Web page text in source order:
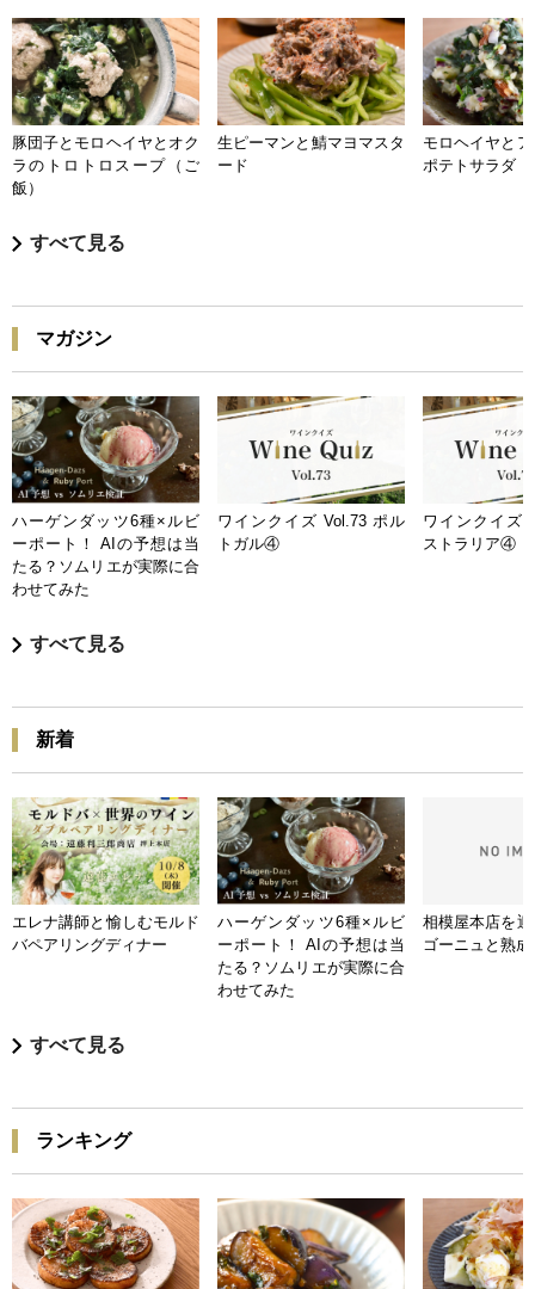
豚団子とモロヘイヤとオク
ラのトロトロスープ（ご
飯）
生ピーマンと鯖マヨマスタ
ード
モロヘイヤと
ポテトサラダ
すべて見る
マガジン
ハーゲンダッツ6種×ルビ
ーポート！ AIの予想は当
たる？ソムリエが実際に合
わせてみた
ワインクイズ Vol.73 ポル
トガル④
ワインクイズ
ストラリア④
すべて見る
新着
エレナ講師と愉しむモルド
バペアリングディナー
ハーゲンダッツ6種×ルビ
ーポート！ AIの予想は当
たる？ソムリエが実際に合
わせてみた
相模屋本店を
ゴーニュと熟
すべて見る
ランキング